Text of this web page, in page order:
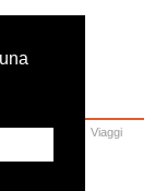
Foto Arte
Viaggi